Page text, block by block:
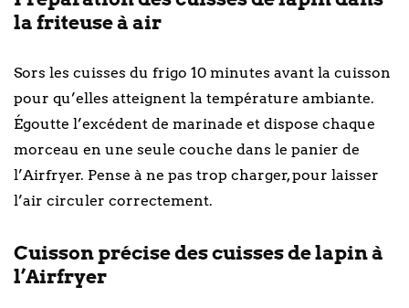
la friteuse à air
Sors les cuisses du frigo 10 minutes avant la cuisson
pour qu’elles atteignent la température ambiante.
Égoutte l’excédent de marinade et dispose chaque
morceau en une seule couche dans le panier de
l’Airfryer. Pense à ne pas trop charger, pour laisser
l’air circuler correctement.
Cuisson précise des cuisses de lapin à
l’Airfryer